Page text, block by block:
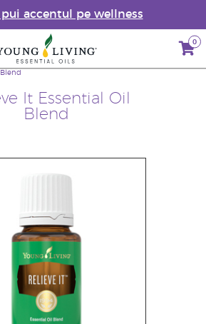
pui accentul pe wellness
0
It Essential Oil
Blend